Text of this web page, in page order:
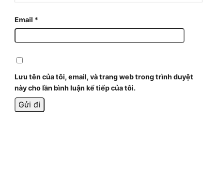
Email *
Lưu tên của tôi, email, và trang web trong trình duyệt
này cho lần bình luận kế tiếp của tôi.